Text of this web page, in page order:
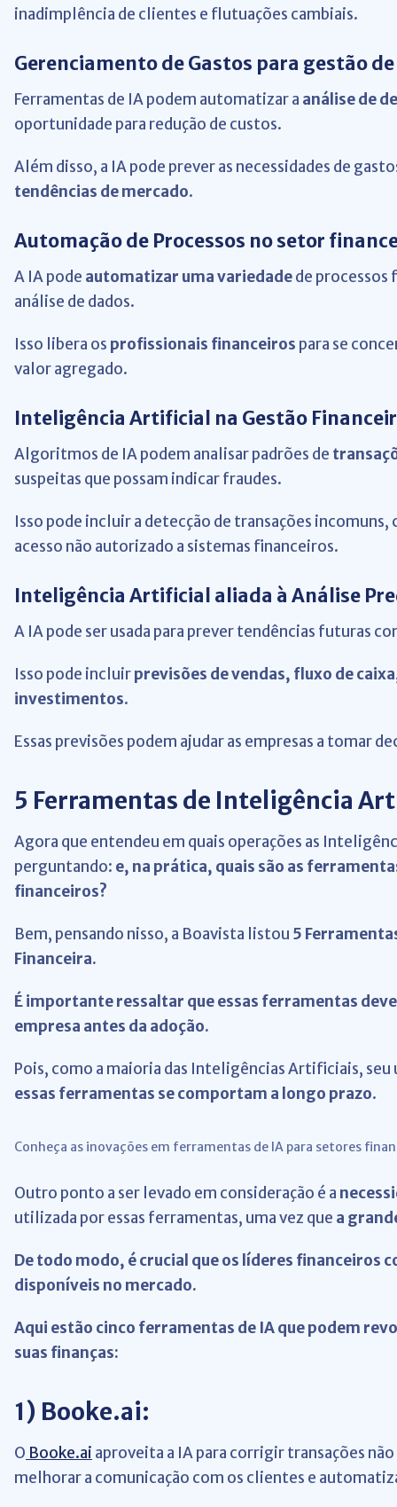
inadimplência de clientes e flutuações cambiais.
Gerenciamento de Gastos para gestão
Ferramentas de IA podem automatizar a análise de
oportunidade para redução de custos.
Além disso, a IA pode prever as necessidades de
tendências de mercado.
Automação de Processos no setor
A IA pode automatizar uma variedadede processos
análise de dados.
Isso libera os profissionais financeiros para se
valor agregado.
Inteligência Artificial na Gestão
Algoritmos de IA podem analisar padrões de
suspeitas que possam indicar fraudes.
Isso pode incluir a detecção de transações
acesso não autorizado a sistemas financeiros.
Inteligência Artificial aliada à Análise
A IA pode ser usada para prever tendências futuras
Isso pode incluirprevisões de vendas, fluxo de
investimentos.
Essas previsões podem ajudar as empresas a tomar
5 Ferramentas de Inteligência
Agora que entendeu em quais operações as
perguntando: e, na prática, quais são as
financeiros?
Bem, pensando nisso, a Boavista listou 5
Financeira.
É importante ressaltar que essas ferramentas
empresa antes da adoção.
Pois, como a maioria das Inteligências Artificiais, seu
essas ferramentas se comportam a longo prazo.
Conheça as inovações em ferramentas de IA para setores
Outro ponto a ser levado em consideração é a
utilizada por essas ferramentas, uma vez que a
De todo modo, é crucial que os líderes financeiros
disponíveis no mercado.
Aqui estão cinco ferramentas de IA que podem
suas finanças:
1) Booke.ai:
O Booke.ai aproveita a IA para corrigir transações
melhorar a comunicação com os clientes e